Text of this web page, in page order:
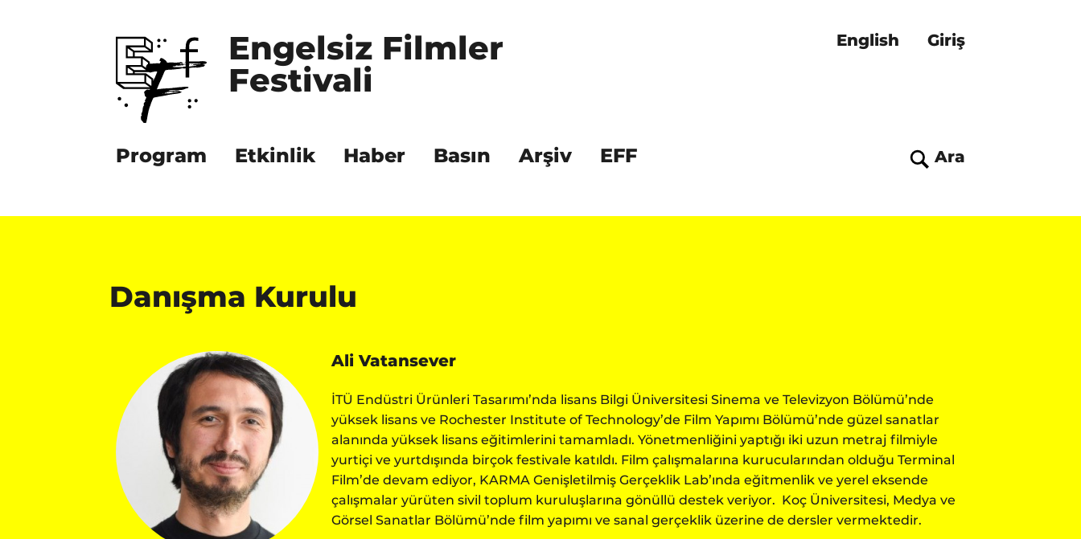
Engelsiz Filmler
Festivali
Giriş
English
Program Etkinlik Haber Basın Arşiv EFF Ara
Danışma Kurulu
Ali Vatansever
İTÜ Endüstri Ürünleri Tasarımı’nda lisans Bilgi Üniversitesi Sinema ve Televizyon Bölümü’nde
yüksek lisans ve Rochester Institute of Technology’de Film Yapımı Bölümü’nde güzel sanatlar
alanında yüksek lisans eğitimlerini tamamladı. Yönetmenliğini yaptığı iki uzun metraj filmiyle
yurtiçi ve yurtdışında birçok festivale katıldı. Film çalışmalarına kurucularından olduğu Terminal
Film’de devam ediyor, KARMA Genişletilmiş Gerçeklik Lab’ında eğitmenlik ve yerel eksende
çalışmalar yürüten sivil toplum kuruluşlarına gönüllü destek veriyor. Koç Üniversitesi, Medya ve
Görsel Sanatlar Bölümü’nde film yapımı ve sanal gerçeklik üzerine de dersler vermektedir.